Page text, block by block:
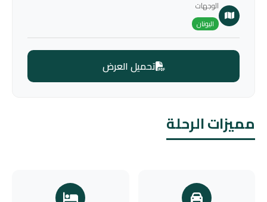
مميزات الرحلة
الوجهات
اليونان
تحميل العرض